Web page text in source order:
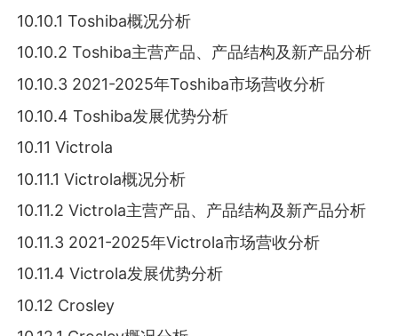
10.10.1 Toshiba概况分析
10.10.2 Toshiba主营产品、产品结构及新产品分析
10.10.3 2021-2025年Toshiba市场营收分析
10.10.4 Toshiba发展优势分析
10.11 Victrola
10.11.1 Victrola概况分析
10.11.2 Victrola主营产品、产品结构及新产品分析
10.11.3 2021-2025年Victrola市场营收分析
10.11.4 Victrola发展优势分析
10.12 Crosley